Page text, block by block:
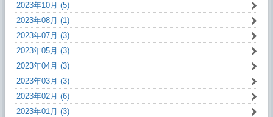
2023年10月 (5)
2023年08月 (1)
2023年07月 (3)
2023年05月 (3)
2023年04月 (3)
2023年03月 (3)
2023年02月 (6)
2023年01月 (3)